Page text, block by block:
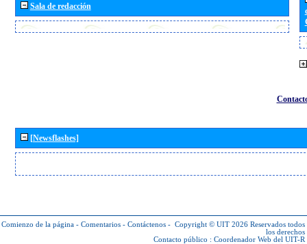
Sala de redacción
[Newsflashes]
Comienzo de la página - Comentarios - Contáctenos - Copyright © UIT 2026 Reservados todos
los derechos
Contacto público : Coordenador Web del UIT-R